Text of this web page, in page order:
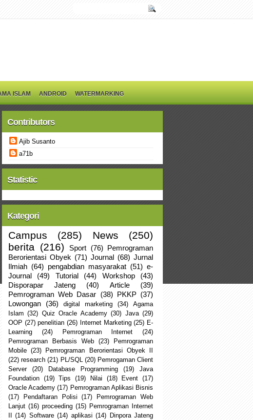
ISLAM ANDROID WATERMARKING
Contributors
Ajib Susanto
a71b
Statistic
Kategori
Campus (285) News
(250)
berita (216) Sport (76) Pemrograman
Berorientasi Obyek (71) Journal (68) Jurnal
Ilmiah (64) pengabdian masyarakat (51) e-
Journal
(49) Tutorial (44) Workshop
(43)
Disporapar Jateng
(40) Article
(39)
Pemrograman Web Dasar (38) PKKP (37)
Lowongan
(36) digital marketing (34)
Agama
Islam (32) Quiz Oracle Academy (30) Java (29)
OOP (27) penelitian (26) Internet Marketing (25) E-
Learning
(24) Pemrograman Internet
(24)
Pemrograman Berbasis Web (23)
Pemrograman
Mobile (23)
Pemrograman Berorientasi Obyek II
(22) research (21) PL/SQL (20) Pemrogaman Client
Server
(20) Database Programming (19)
Java
Foundation (19) Tips (19) Nilai (18) Event
(17)
Oracle Academy (17) Pemrograman Aplikasi Bisnis
(17)
Pendaftaran Polisi (17)
Pemrograman Web
Lanjut (16) proceeding (15) Pemrograman Internet
(14) Software (14) aplikasi (14) Dinpora Jateng